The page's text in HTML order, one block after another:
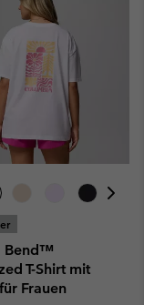
Bend™
T-Shirt mit
Frauen